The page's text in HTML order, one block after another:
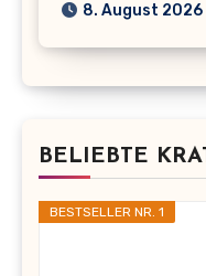
8. August 2026
BELIEBTE
BESTSELLER NR. 1